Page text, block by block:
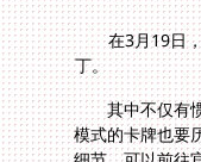
在3月19日
丁。
其中不仅有
模式的卡牌